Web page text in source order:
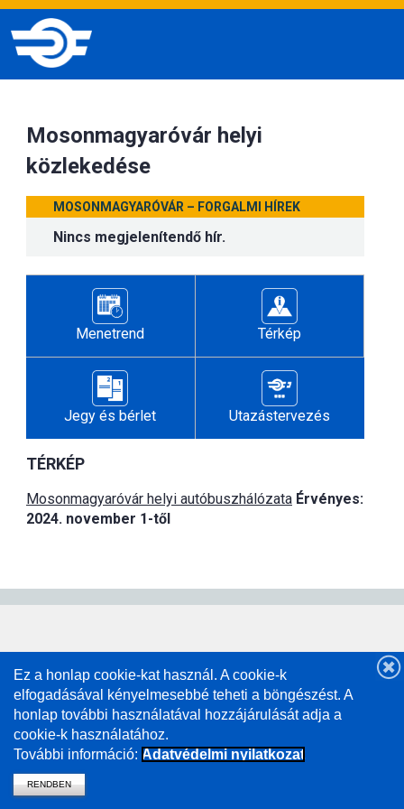
Mosonmagyaróvár helyi
közlekedése
MOSONMAGYARÓVÁR – FORGALMI HÍREK
Nincs megjelenítendő hír.
Menetrend Térkép
Jegy és bérlet Utazástervezés
TÉRKÉP
Mosonmagyaróvár helyi autóbuszhálózata Érvényes:
2024. november 1-től
Ez a honlap cookie-kat használ. A cookie-k
elfogadásával kényelmesebbé teheti a böngészést. A
honlap további használatával hozzájárulását adja a
cookie-k használatához.
További információ: Adatvédelmi nyilatkozat
RENDBEN